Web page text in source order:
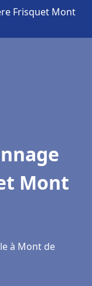
Frisquet Mont
Mont
à Mont de